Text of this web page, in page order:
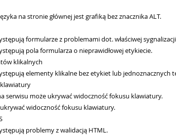
na stronie głównej jest grafiką bez znacznika ALT.
formularze z problemami dot. właściwej
pola formularza o nieprawidłowej etykiecie.
klikalnych
elementy klikalne bez etykiet lub jednoznacznych
serwisu może ukrywać widoczność fokusu klawiatury.
widoczność fokusu klawiatury.
problemy z walidacją HTML.